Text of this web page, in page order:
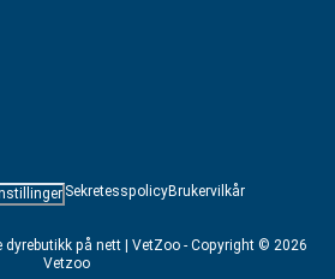
på nett | VetZoo - Copyright © 2026
Vetzoo
SekretesspolicyBrukervilkår